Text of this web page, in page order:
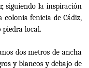
siguiendo la inspiración
colonia fenicia de Cádiz,
piedra local.
dos metros de ancha
y blancos y debajo de